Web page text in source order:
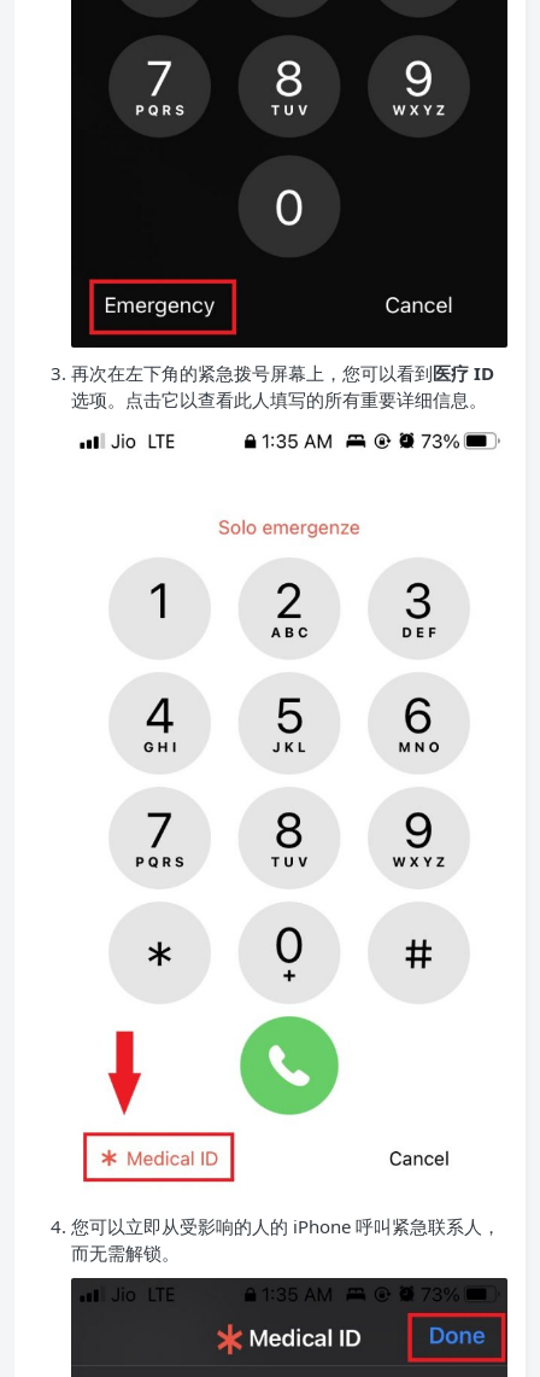
再次在左下角的紧急拨号屏幕上，您可以看到医疗 ID
选项。点击它以查看此人填写的所有重要详细信息。
您可以立即从受影响的人的 iPhone 呼叫紧急联系人，
而无需解锁。